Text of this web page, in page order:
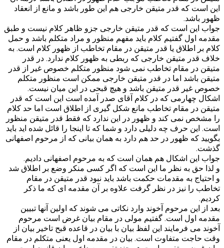
این است که قدر متیقن خارجی هم این طور باشد و مانع از انعقاد
ظهور باشد.
جواب این است که قدر متیقن خارجی جزو ظاهر کلام نیست و طبق
مقدمه اول گفتیم کلام باید مفهم منظور و مراد متکلم باشد و حمل
کلام بر اطلاق یا قدر متیقن در مقام تخاطب از ظهور کلام است. به
خلاف قدر متیقن خارجی که ربطی به ظهور کلام ندارد. در قدر
متیقن در مقام تخاطب نمی شود منظور متکلم خصوص غیر از قدر
متیقن باشد اما در قدر متیقن خارجی ممکن است منظور متکلم
خصوص غیر قدر متیقن باشد و هیچ قبحی در این میان نیست.
اشکال چهارمی که در کلام آقای صدر آمده است این است که قدر
متیقن در مقام تخاطب مانع شکل گیری از اطلاق است اما حد کلام
را مشخص نمی کند و ظهور در این ندارد که فقط قدر متیقن منظور
است. این حرف چه دلیلی دارد و شما که تا اینجا را قائل شده اید باید
بگویید که ظهور در حد هم دارد به همان بیانی که از مرحوم اصفهانی
گذشت.
جواب این اشکال هم همان است که به مرحوم اصفهانی دادیم.
و لذا حق به نظر ما این است که اگر کسی منکر وضع بر اطلاق شد
و احتیاج به مقدمات حکمت باشد باید نبود قدر متیقن در مقام
تخاطب را نیز در نظر گرفت علاوه بر آن مقدمه ای که ما ذکر
کردیم.
بعد از این مرحوم آخوند وارد نکاتی می شوند که اولین آنها تبیین
مقدمه اول است. گفتیم مولی در مقام بیان غرض است مرحوم
آخوند می فرمایند این لفظ بیان با بیان در قاعده قبح تاخیر بیان از
وقت حاجت متفاوت است. بیان در مقدمه اول یعنی متکلم در مقام